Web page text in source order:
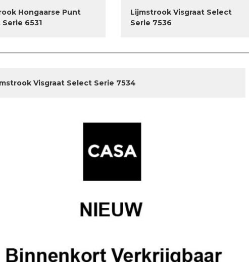
Hongaarse Punt
6531
Lijmstrook Visgraat Select
Serie 7536
Visgraat Select Serie 7534